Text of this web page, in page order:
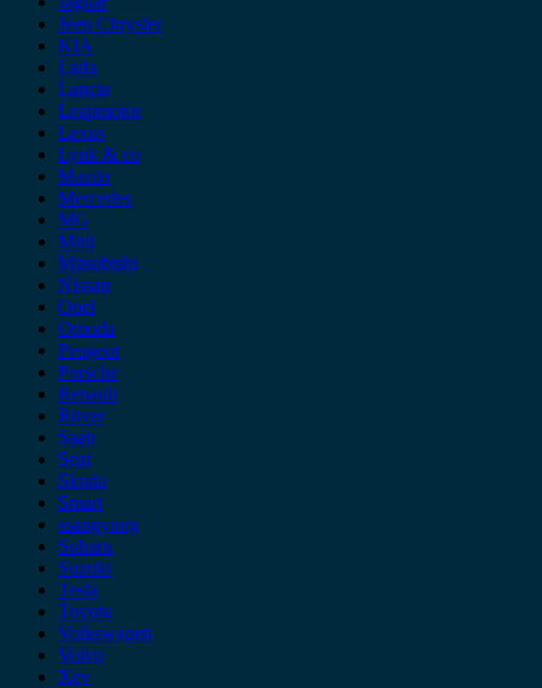
Jeep Chrysler
KIA
Lada
Lancia
Leapmotor
Lexus
Lynk & co
Mazda
Mercedes
MG
Mini
Mitsubishi
Nissan
Opel
Omoda
Peugeot
Porsche
Renault
Rover
Saab
Seat
Skoda
Smart
ssangyong
Subaru
Suzuki
Tesla
Toyota
Volkswagen
Volvo
Xev